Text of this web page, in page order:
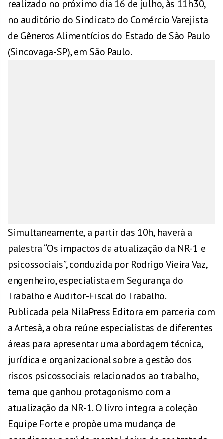
realizado no próximo dia 16 de julho, às 11h30,
no auditório do Sindicato do Comércio Varejista
de Gêneros Alimentícios do Estado de São Paulo
(Sincovaga-SP), em São Paulo.
Simultaneamente, a partir das 10h, haverá a
palestra “Os impactos da atualização da NR-1 e
psicossociais”, conduzida por Rodrigo Vieira Vaz,
engenheiro, especialista em Segurança do
Trabalho e Auditor-Fiscal do Trabalho.
Publicada pela NilaPress Editora em parceria com
a Artesã, a obra reúne especialistas de diferentes
áreas para apresentar uma abordagem técnica,
jurídica e organizacional sobre a gestão dos
riscos psicossociais relacionados ao trabalho,
tema que ganhou protagonismo com a
atualização da NR-1. O livro integra a coleção
Equipe Forte e propõe uma mudança de